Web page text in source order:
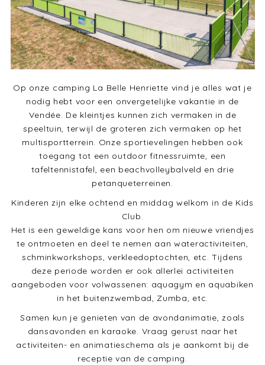
Op onze camping La Belle Henriette vind je alles wat je
nodig hebt voor een onvergetelijke vakantie in de
Vendée. De kleintjes kunnen zich vermaken in de
speeltuin, terwijl de groteren zich vermaken op het
multisportterrein. Onze sportievelingen hebben ook
toegang tot een outdoor fitnessruimte, een
tafeltennistafel, een beachvolleybalveld en drie
petanqueterreinen.
Kinderen zijn elke ochtend en middag welkom in de Kids
Club.
Het is een geweldige kans voor hen om nieuwe vriendjes
te ontmoeten en deel te nemen aan wateractiviteiten,
schminkworkshops, verkleedoptochten, etc. Tijdens
deze periode worden er ook allerlei activiteiten
aangeboden voor volwassenen: aquagym en aquabiken
in het buitenzwembad, Zumba, etc.
Samen kun je genieten van de avondanimatie, zoals
dansavonden en karaoke. Vraag gerust naar het
activiteiten- en animatieschema als je aankomt bij de
receptie van de camping.